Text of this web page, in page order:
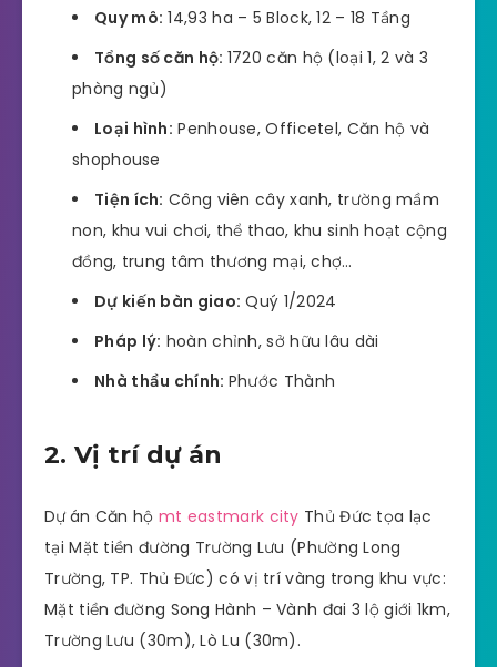
Quy mô: 14,93 ha – 5 Block, 12 – 18 Tầng
Tổng số căn hộ: 1720 căn hộ (loại 1, 2 và 3
phòng ngủ)
Loại hình: Penhouse, Officetel, Căn hộ và
shophouse
Tiện ích: Công viên cây xanh, trường mầm
non, khu vui chơi, thể thao, khu sinh hoạt cộng
đồng, trung tâm thương mại, chợ…
Dự kiến bàn giao: Quý 1/2024
Pháp lý: hoàn chỉnh, sở hữu lâu dài
Nhà thầu chính: Phước Thành
2. Vị trí dự án
Dựán Căn hộ mt eastmark city Thủ Đức tọa lạc
tại Mặt tiền đường Trường Lưu (Phường Long
Trường, TP. Thủ Đức) có vị trí vàng trong khu vực:
Mặt tiền đường Song Hành – Vành đai 3 lộ giới 1km,
Trường Lưu (30m), Lò Lu (30m).